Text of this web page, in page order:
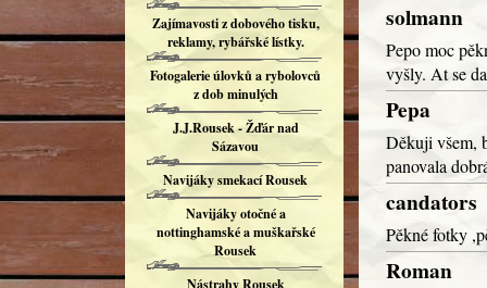
solmann
Pepo moc
vyšly. At se
Pepa
Děkuji všem,
panovala
candators
Pěkné fotky
Roman
Zajímavosti z dobového tisku,
reklamy, rybářské lístky.
Fotogalerie úlovků a rybolovců
z dob minulých
J.J.Rousek - Žďár nad
Sázavou
Navijáky smekací Rousek
Navijáky otočné a
nottinghamské a muškařské
Rousek
Nástrahy Rousek